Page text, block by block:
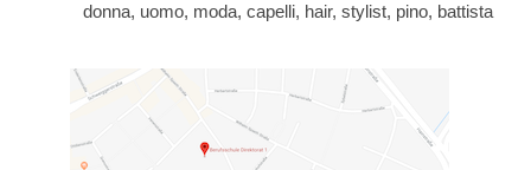
donna, uomo, moda, capelli, hair, stylist, pino, battista